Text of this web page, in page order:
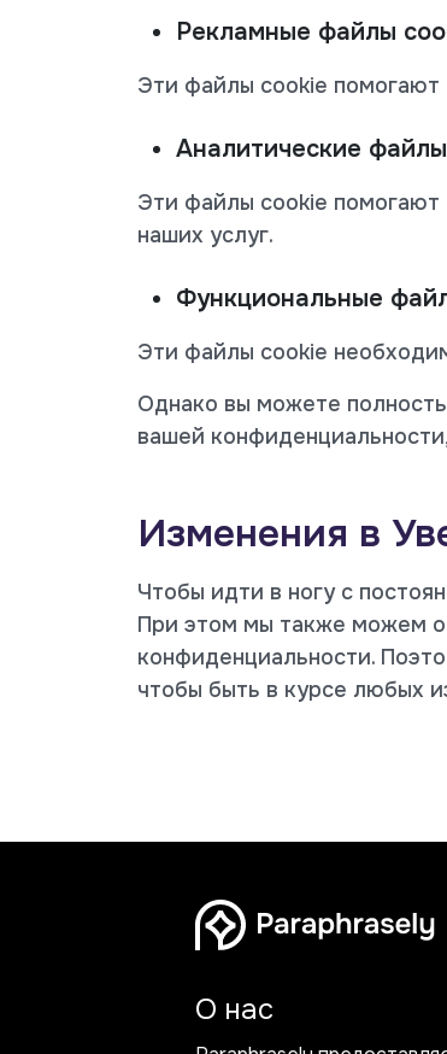
Рекламные файлы
Эти файлы cookie помогают
Аналитические
Эти файлы cookie помогают
наших услуг.
Функциональные
Эти файлы cookie
Однако вы можете
вашей
Изменения в
Чтобы идти в ногу с
При этом мы также можем
конфиденциальности.
чтобы быть в курсе любых
О нас